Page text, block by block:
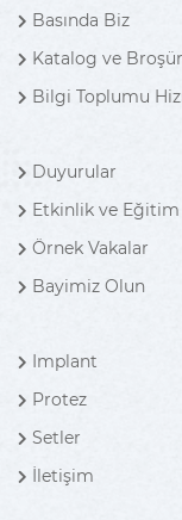
Basında Biz
Katalog ve
Bilgi Toplumu
Duyurular
Etkinlik ve Eğitim
Örnek Vakalar
Bayimiz Olun
Implant
Protez
Setler
İletişim